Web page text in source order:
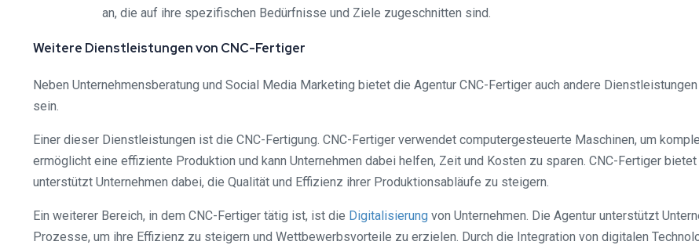
an, die auf ihre spezifischen Bedürfnisse und Ziele zugeschnitten sind.
Weitere Dienstleistungen von CNC-Fertiger
Neben Unternehmensberatung und Social Media Marketing bietet die Agentur CNC-Fertiger auch andere
sein.
Einer dieser Dienstleistungen ist die CNC-Fertigung. CNC-Fertiger verwendet computergesteuerte Maschinen, um
ermöglicht eine effiziente Produktion und kann Unternehmen dabei helfen, Zeit und Kosten zu sparen. CNC-Fertiger
unterstützt Unternehmen dabei, die Qualität und Effizienz ihrer Produktionsabläufe zu steigern.
Ein weiterer Bereich, in dem CNC-Fertiger tätig ist, ist die Digitalisierung von Unternehmen. Die Agentur unterstützt
Prozesse, um ihre Effizienz zu steigern und Wettbewerbsvorteile zu erzielen. Durch die Integration von digitalen